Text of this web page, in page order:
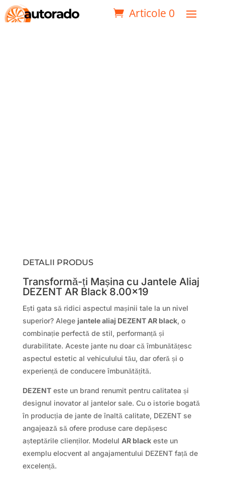
Articole 0
DETALII PRODUS
Transformă-ți Mașina cu Jantele Aliaj
DEZENT AR Black 8.00×19
Ești gata să ridici aspectul mașinii tale la un nivel
superior? Alege jantele aliaj DEZENT AR black, o
combinație perfectă de stil, performanță și
durabilitate. Aceste jante nu doar că îmbunătățesc
aspectul estetic al vehiculului tău, dar oferă și o
experiență de conducere îmbunătățită.
DEZENTeste un brand renumit pentru calitatea și
designul inovator al jantelor sale. Cu o istorie bogată
în producția de jante de înaltă calitate, DEZENT se
angajează să ofere produse care depășesc
așteptările clienților. Modelul AR blackeste un
exemplu elocvent al angajamentului DEZENT față de
excelență.